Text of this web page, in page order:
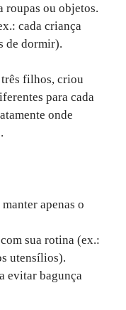
roupas ou objetos.
cada criança
de dormir).
três filhos, criou
para cada
onde
apenas o
sua rotina (ex.:
utensílios).
evitar bagunça